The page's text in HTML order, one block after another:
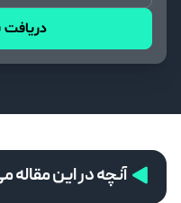
دریافت فایل PDF مقاله
آنچه در این مقاله